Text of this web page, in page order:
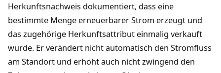
Herkunftsnachweis dokumentiert, dass eine
bestimmte Menge erneuerbarer Strom erzeugt und
das zugehörige Herkunftsattribut einmalig verkauft
wurde. Er verändert nicht automatisch den Stromfluss
am Standort und erhöht auch nicht zwingend den